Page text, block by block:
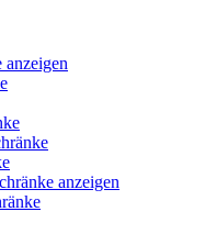
anzeigen